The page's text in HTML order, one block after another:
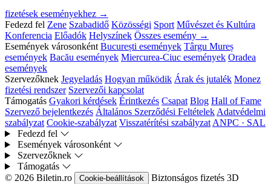
fizetések eseményekhez →
Fedezd fel Zene Szabadidő Közösségi Sport Művészet és Kultúra
Konferencia Előadók Helyszínek Összes esemény →
Események városonként București események Târgu Mureș
események Bacău események Miercurea-Ciuc események Oradea
események
Szervezőknek Jegyeladás Hogyan működik Árak és jutalék Monez
fizetési rendszer Szervezői kapcsolat
Támogatás Gyakori kérdések Érintkezés Csapat Blog Hall of Fame
Szervező bejelentkezés Általános Szerződési Feltételek Adatvédelmi
szabályzat Cookie-szabályzat Visszatérítési szabályzat ANPC · SAL
Fedezd fel
Események városonként
Szervezőknek
Támogatás
© 2026 Biletin.ro
Cookie-beállítások Biztonságos fizetés 3D